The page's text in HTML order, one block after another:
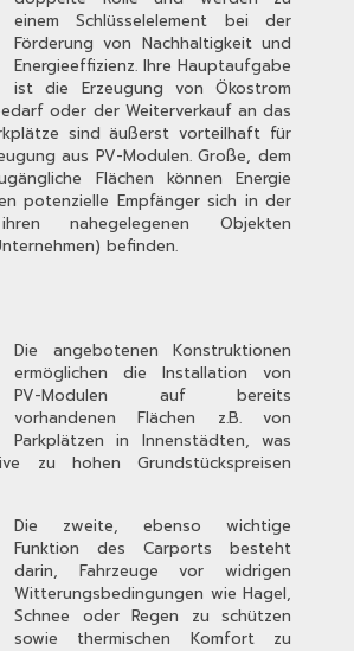
einem Schlüsselelement bei der
Förderung von Nachhaltigkeit und
Energieeffizienz. Ihre Hauptaufgabe
ist die Erzeugung von Ökostrom
oder der Weiterverkauf an das
sind äußerst vorteilhaft für
aus PV-Modulen. Große, dem
Flächen können Energie
potenzielle Empfänger sich in der
nahegelegenen Objekten
befinden.
Die angebotenen Konstruktionen
ermöglichen die Installation von
PV-Modulen auf bereits
vorhandenen Flächen z.B. von
Parkplätzen in Innenstädten, was
zu hohen Grundstückspreisen
Die zweite, ebenso wichtige
Funktion des Carports besteht
darin, Fahrzeuge vor widrigen
Witterungsbedingungen wie Hagel,
Schnee oder Regen zu schützen
sowie thermischen Komfort zu